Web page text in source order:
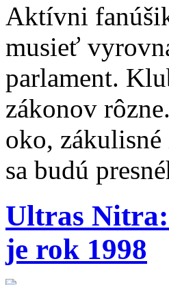
Aktívni
musieť
parlament.
zákonov
oko,
sa budú
Ultras
je rok 1998